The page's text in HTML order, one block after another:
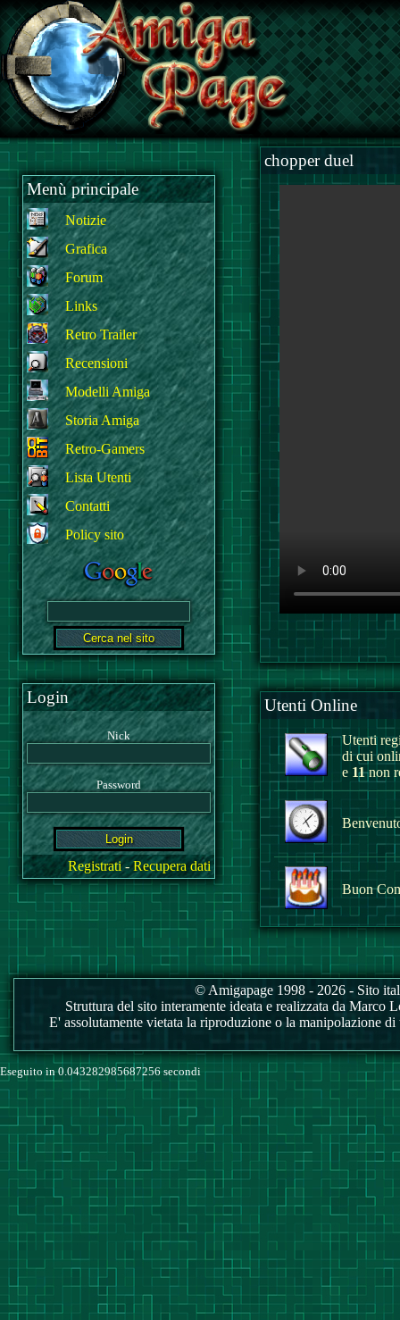
Menù principale
Notizie
Grafica
Forum
Links
Retro Trailer
Recensioni
Modelli Amiga
Storia Amiga
Retro-Gamers
Lista Utenti
Contatti
Policy sito
Login
Nick
Password
Registrati-Recupera dati
chopper duel
Utenti Online
Utenti
di cui
e 11non
Buon
© Amigapage 1998 - 2026 - Sito
Struttura del sito interamente ideata e realizzata da
E' assolutamente vietata la riproduzione o la manipolazione
Eseguito in 0.043282985687256 secondi